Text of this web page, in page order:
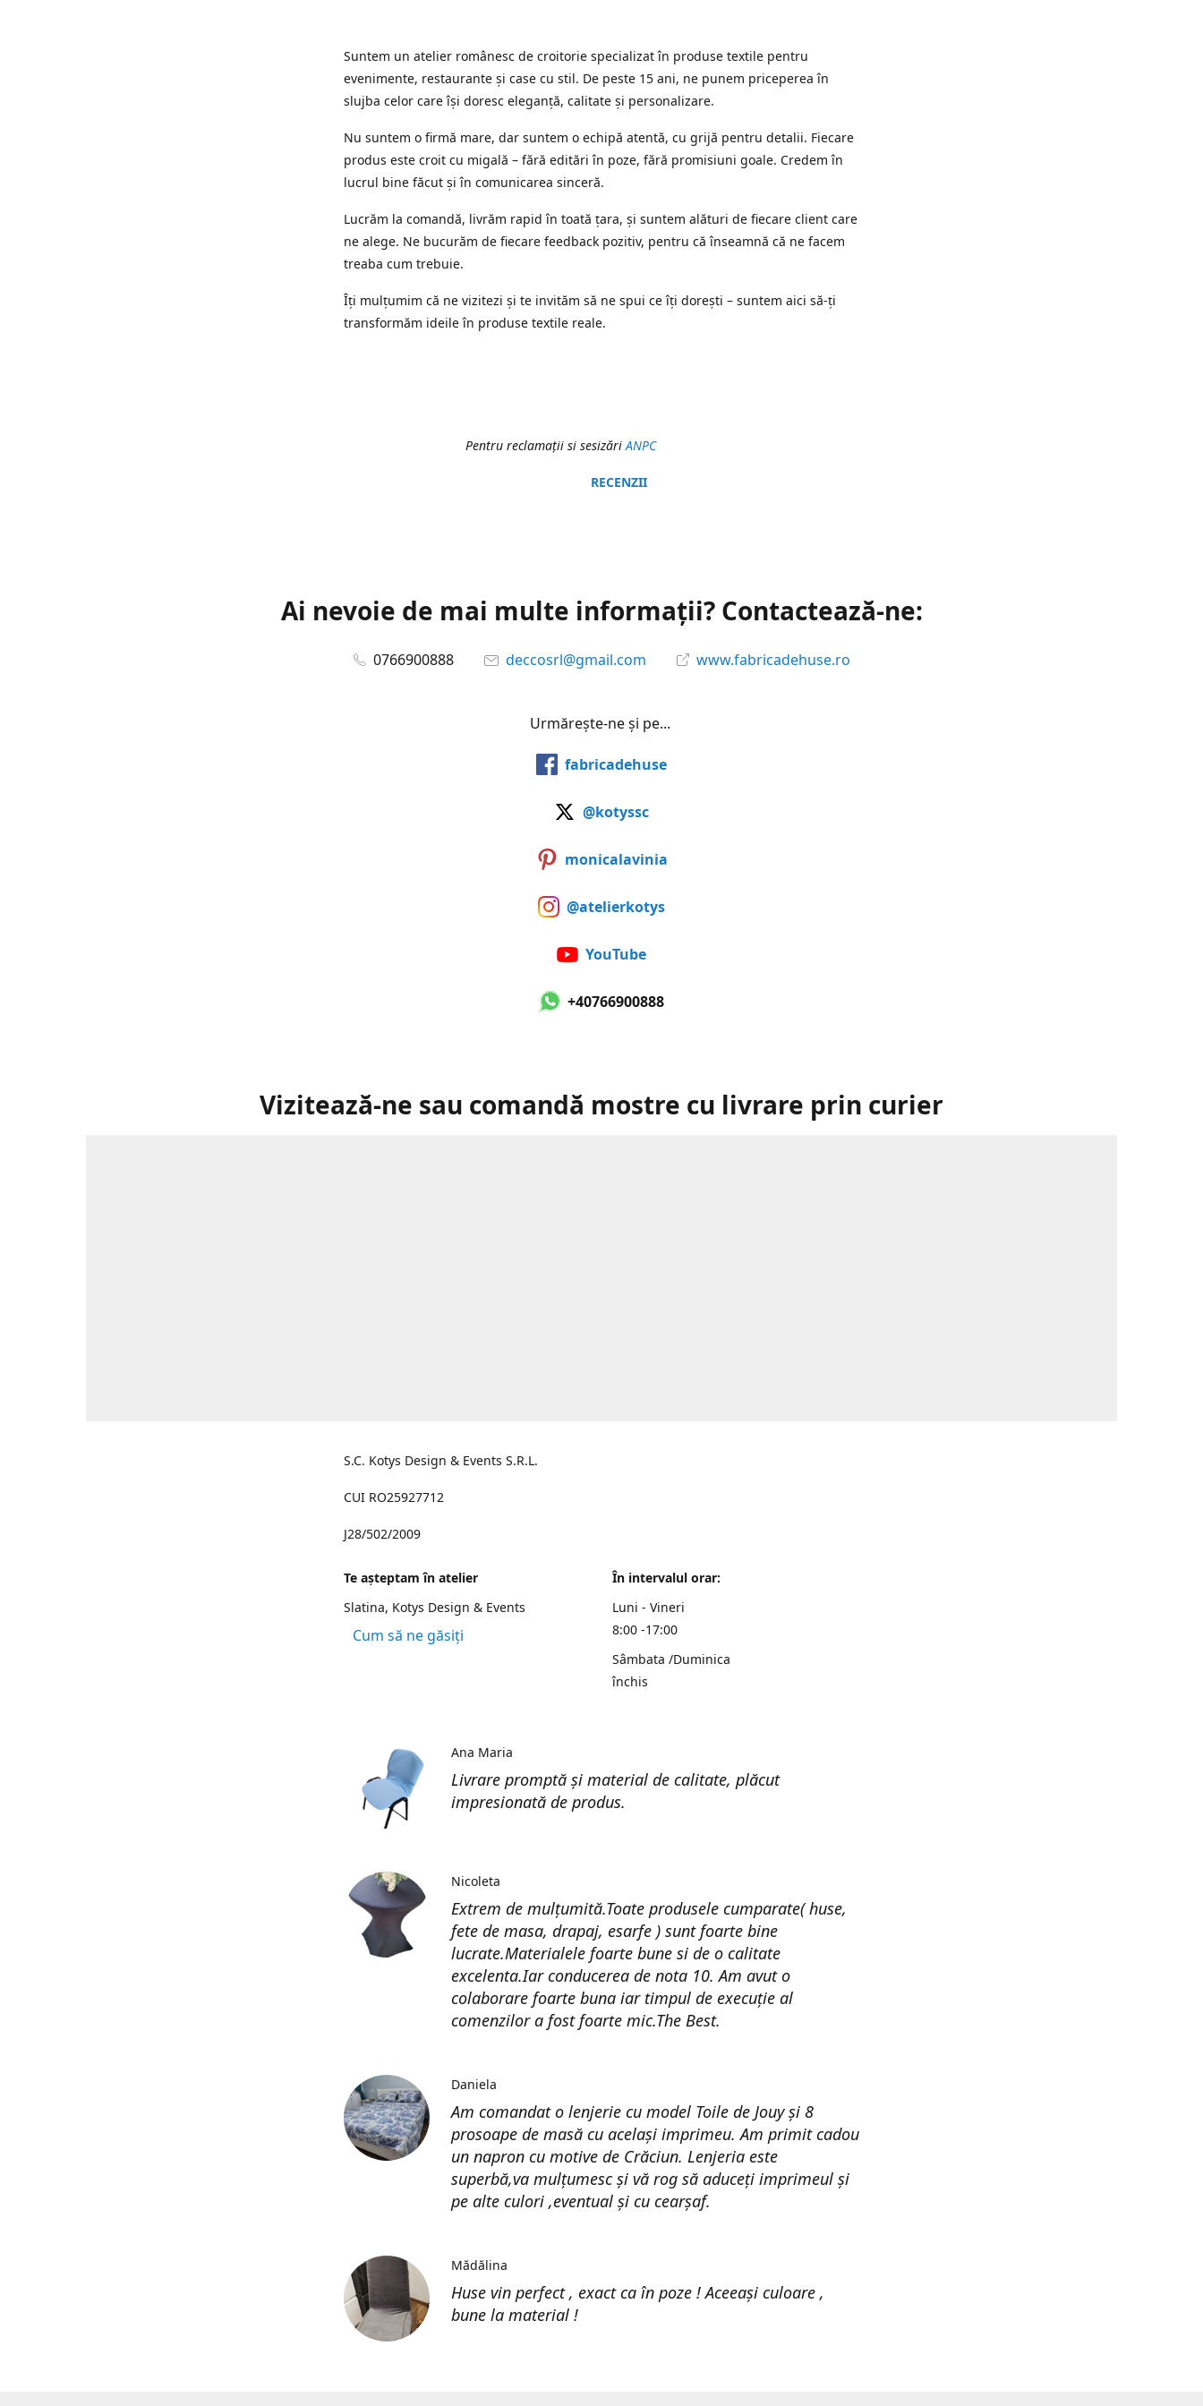
Suntem un atelier românesc de croitorie specializat în produse textile pentru
evenimente, restaurante și case cu stil. De peste 15 ani, ne punem priceperea în
slujba celor care își doresc eleganță, calitate și personalizare.
Nu suntem o firmă mare, dar suntem o echipă atentă, cu grijă pentru detalii. Fiecare
produs este croit cu migală – fără editări în poze, fără promisiuni goale. Credem în
lucrul bine făcut și în comunicarea sinceră.
Lucrăm la comandă, livrăm rapid în toată țara, și suntem alături de fiecare client care
ne alege. Ne bucurăm de fiecare feedback pozitiv, pentru că înseamnă că ne facem
treaba cum trebuie.
Îți mulțumim că ne vizitezi și te invităm să ne spui ce îți dorești – suntem aici să-ți
transformăm ideile în produse textile reale.
Pentru reclamaţii si sesizăriANPC
RECENZII
Ai nevoie de mai multe informații? Contactează-ne:
0766900888 deccosrl@gmail.com www.fabricadehuse.ro
Urmărește-ne și pe...
fabricadehuse
@kotyssc
monicalavinia
@atelierkotys
YouTube
+40766900888
Vizitează-ne sau comandă mostre cu livrare prin curier
S.C. Kotys Design & Events S.R.L.
CUI RO25927712
J28/502/2009
Te aşteptam în atelier
Slatina, Kotys Design & Events
Cum să ne găsiți
În intervalul orar:
Luni - Vineri
8:00 -17:00
Sâmbata /Duminica
închis
Livrare promptă și material de calitate, plăcut
impresionată de produs.
Ana Maria
Extrem de mulțumită.Toate produsele cumparate( huse,
fete de masa, drapaj, esarfe ) sunt foarte bine
lucrate.Materialele foarte bune si de o calitate
excelenta.Iar conducerea de nota 10. Am avut o
colaborare foarte buna iar timpul de execuție al
comenzilor a fost foarte mic.The Best.
Nicoleta
Am comandat o lenjerie cu model Toile de Jouy și 8
prosoape de masă cu același imprimeu. Am primit cadou
un napron cu motive de Crăciun. Lenjeria este
superbă,va mulțumesc și vă rog să aduceți imprimeul și
pe alte culori ,eventual și cu cearșaf.
Daniela
Huse vin perfect , exact ca în poze ! Aceeași culoare ,
bune la material !
Mădălina